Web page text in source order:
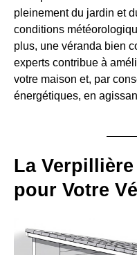
pleinement du jardin et
conditions
plus, une véranda bien
experts contribue à
votre maison et, par
énergétiques, en
La Verpillière
pour Votre